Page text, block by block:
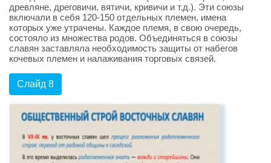
древляне, дреговичи, вятичи, кривичи и т.д.). Эти союзы
включали в себя 120-150 отдельных племен, имена
которых уже утрачены. Каждое племя, в свою очередь,
состояло из множества родов. Объединяться в союзы
славян заставляла необходимость защиты от набегов
кочевых племен и налаживания торговых связей.
Слайд 8